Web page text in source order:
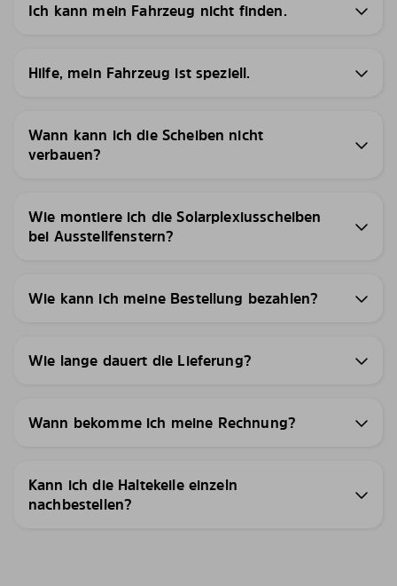
Ich kann mein Fahrzeug nicht finden.
Hilfe, mein Fahrzeug ist speziell.
Wann kann ich die Scheiben nicht
verbauen?
Wie montiere ich die Solarplexiusscheiben
bei Ausstellfenstern?
Wie kann ich meine Bestellung bezahlen?
Wie lange dauert die Lieferung?
Wann bekomme ich meine Rechnung?
Kann ich die Haltekeile einzeln
nachbestellen?